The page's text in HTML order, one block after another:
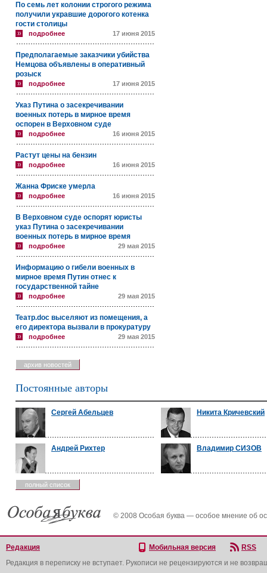
По семь лет колонии строгого режима
получили укравшие дорогого котенка
гости столицы
подробнее 17 июня 2015
Предполагаемые заказчики убийства
Немцова объявлены в оперативный
розыск
подробнее 17 июня 2015
Указ Путина о засекречивании
военных потерь в мирное время
оспорен в Верховном суде
подробнее 16 июня 2015
Растут цены на бензин
подробнее 16 июня 2015
Жанна Фриске умерла
подробнее 16 июня 2015
В Верховном суде оспорят юристы
указ Путина о засекречивании
военных потерь в мирное время
подробнее 29 мая 2015
Информацию о гибели военных в
мирное время Путин отнес к
государственной тайне
подробнее 29 мая 2015
Театр.doc выселяют из помещения, а
его директора вызвали в прокуратуру
подробнее 29 мая 2015
архив новостей
Постоянные авторы
Сергей Абельцев Никита Кричевский
Андрей Рихтер Владимир СИЗОВ
полный список
© 2008 Особая буква — особое мнение об
Редакция Мобильная версия
RSS
Редакция в переписку не вступает. Рукописи не рецензируются и не